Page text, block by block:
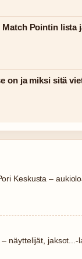
Pointin lista
on ja miksi sitä
Keskusta –
näyttelijät,